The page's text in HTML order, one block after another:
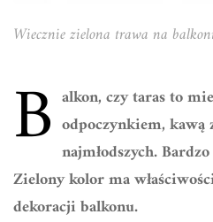
Wiecznie zielona trawa na
B alkon, czy taras to
odpoczynkiem,
najmłodszych.
Zielony kolor ma
dekoracji balkonu.